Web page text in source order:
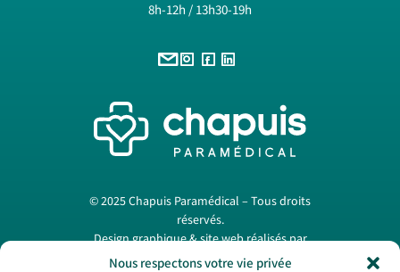
Nous respectons votre vie privée
8h-12h / 13h30-19h
© 2025 Chapuis Paramédical – Tous droits
réservés.
Design graphique & site web réalisés par
Papermint Création. —Mentions légales